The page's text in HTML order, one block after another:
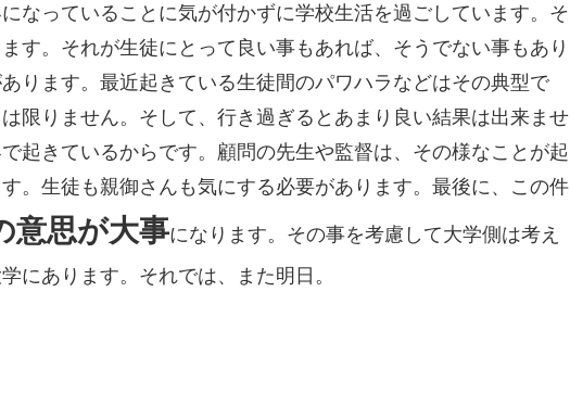
なっていることに気が付かずに学校生活を過ごしています。そ
す。それが生徒にとって良い事もあれば、そうでない事もあり
ります。最近起きている生徒間のパワハラなどはその典型で
限りません。そして、行き過ぎるとあまり良い結果は出来ませ
起きているからです。顧問の先生や監督は、その様なことが起
。生徒も親御さんも気にする必要があります。最後に、この件
意思が大事になります。その事を考慮して大学側は考え
にあります。それでは、また明日。